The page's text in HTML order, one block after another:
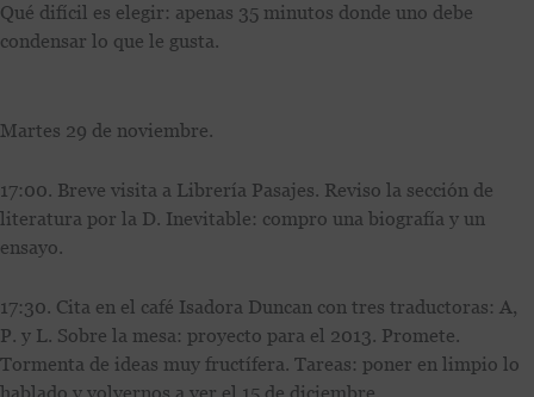
Qué difícil es elegir: apenas 35 minutos donde uno debe
condensar lo que le gusta.
Martes 29 de noviembre.
17:00. Breve visita a Librería Pasajes. Reviso la sección de
literatura por la D. Inevitable: compro una biografía y un
ensayo.
17:30. Cita en el café Isadora Duncan con tres traductoras: A,
P. y L. Sobre la mesa: proyecto para el 2013. Promete.
Tormenta de ideas muy fructífera. Tareas: poner en limpio lo
hablado y volvernos a ver el 15 de diciembre.